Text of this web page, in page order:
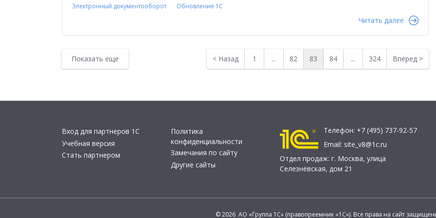
Электронный документооборот Обновление 1С
Читать далее
Показать еще < Назад 1 ... 82 83 84 ... 324 Вперед >
Вход для партнеров 1С
Учебная версия
Стать партнером
Политика
конфиденциальности
Замечания по сайту
Другие сайты
Телефон: +7 (495) 737-92-57
Email: site_v8@1c.ru
Отдел продаж: г. Москва, улица
Селезнёвская, дом 21
© 2026 АО «Группа 1С» (правопреемник «1С»). Все права на сайт